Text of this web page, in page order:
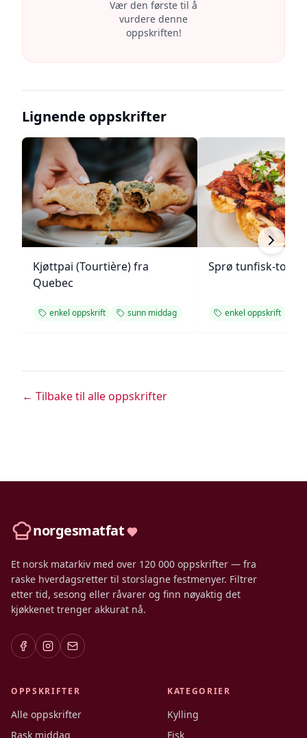
Vær den første til å
vurdere denne
oppskriften!
Lignende oppskrifter
Kjøttpai (Tourtière) fra
Quebec
enkel oppskrift sunn middag
Sprø tunfisk-
enkel oppskrift
← Tilbake til alle oppskrifter
norgesmatfat
Et norsk matarkiv med over 120 000 oppskrifter — fra
raske hverdagsretter til storslagne festmenyer. Filtrer
etter tid, sesong eller råvarer og finn nøyaktig det
kjøkkenet trenger akkurat nå.
OPPSKRIFTER
Alle oppskrifter
Rask middag
KATEGORIER
Kylling
Fisk